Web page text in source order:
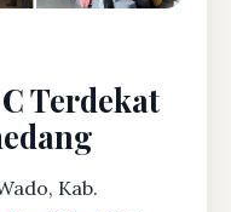
Terdekat
Kab.